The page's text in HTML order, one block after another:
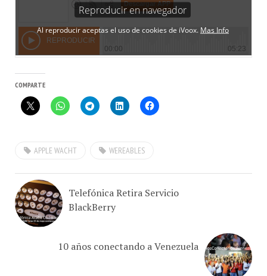
Telefónica Retira Servicio
BlackBerry
10 años conectando a Venezuela